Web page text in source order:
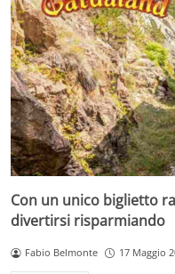
Con un unico biglietto
divertirsi risparmiando
Fabio Belmonte 17 Maggio